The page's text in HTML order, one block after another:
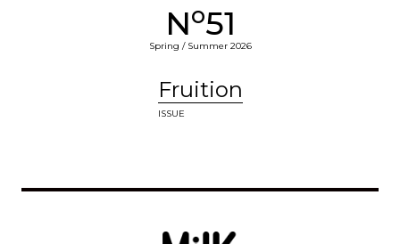
No51
Spring / Summer 2026
Fruition
ISSUE